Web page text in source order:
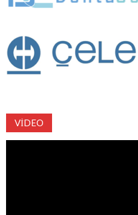
VIDEO